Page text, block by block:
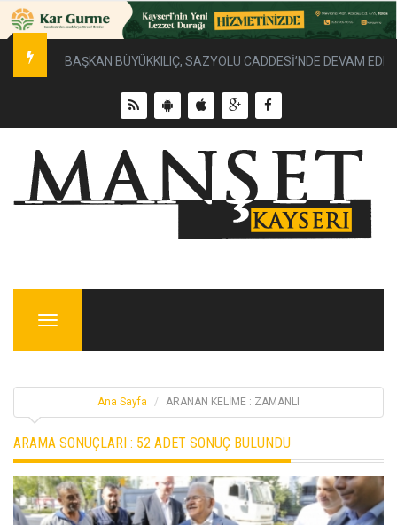
BAŞKAN BÜYÜKKILIÇ, SAZYOLU CADDESİ’NDE DEVAM
Menu
Ana Sayfa ARANAN KELİME : ZAMANLI
ARAMA SONUÇLARI : 52 ADET SONUÇ BULUNDU